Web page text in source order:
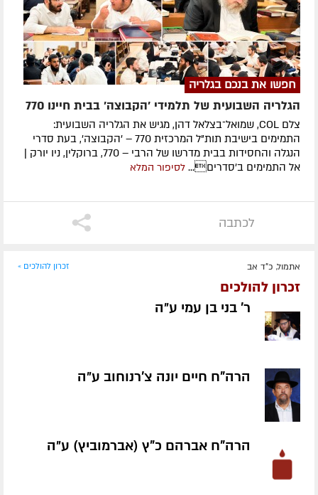
חפשו את בנכם בגלריה
הגלריה השבועית של תלמידי 'הקבוצה' בבית חיינו 770
צלם COL, שמואל־בצלאל דהן, מגיש את הגלריה השבועית:
התמימים בישיבת תות"ל המרכזית 770 – 'הקבוצה', בעת סדרי
הנגלה והחסידות בבית מדרשו של הרבי – 770, ברוקלין, ניו יורק |
אל התמימים ב'סדרים... לסיפור המלא
לכתבה
אתמול, כ"ד אב זכרון להולכים »
זכרון להולכים
ר' בני בן עמי ע״ה
הרה"ח חיים יונה צ'רנוחוב ע״ה
הרה"ח אברהם כ"ץ (אברמוביץ) ע״ה